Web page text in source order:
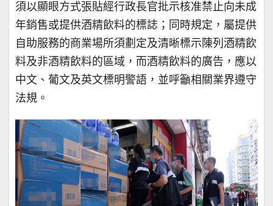
須以顯眼方式張貼經行政長官批示核准禁止向未成
年銷售或提供酒精飲料的標誌；同時規定，屬提供
自助服務的商業場所須劃定及清晰標示陳列酒精飲
料及非酒精飲料的區域，而酒精飲料的廣告，應以
中文、葡文及英文標明警語，並呼籲相關業界遵守
法規。